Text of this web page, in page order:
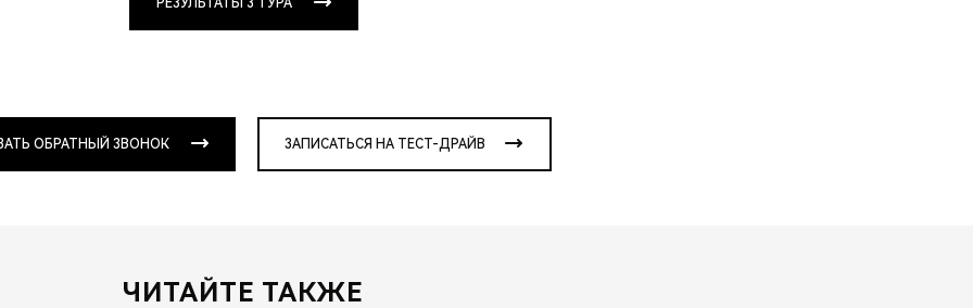
РЕЗУЛЬТАТЫ 3 ТУРА
ОБРАТНЫЙ ЗВОНОК ЗАПИСАТЬСЯ НА ТЕСТ-ДРАЙВ
ЧИТАЙТЕ ТАКЖЕ